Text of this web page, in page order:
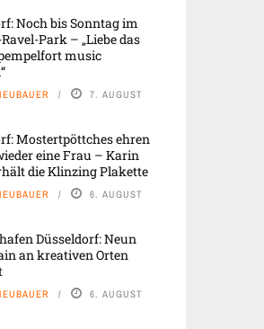
Noch bis Sonntag im
Park – „Liebe das
music
7. AUGUST
Mostertpöttches ehren
eine Frau – Karin
die Klinzing Plakette
6. AUGUST
Düsseldorf: Neun
an kreativen Orten
6. AUGUST